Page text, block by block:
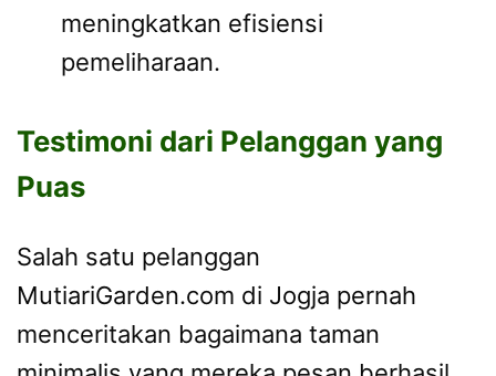
meningkatkan efisiensi
pemeliharaan.
Testimoni dari Pelanggan yang
Puas
Salah satu pelanggan
MutiariGarden.com di Jogja pernah
menceritakan bagaimana taman